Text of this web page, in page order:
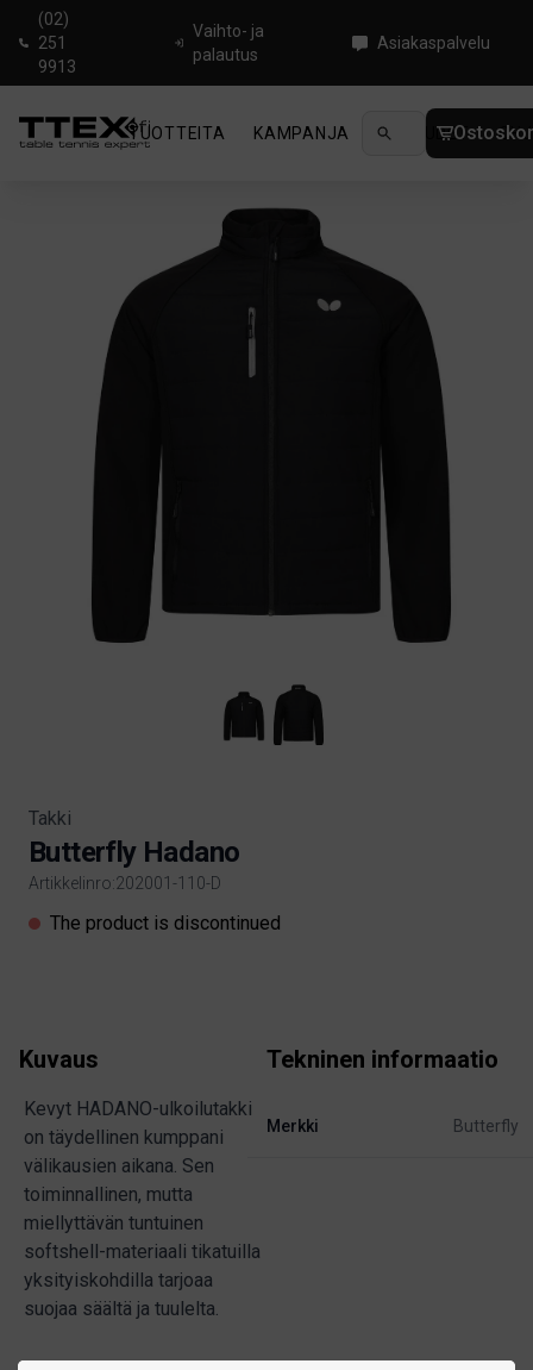
(02)
251
9913
Vaihto- ja
palautus
Asiakaspalvelu
TUOTTEITA KAMPANJA UUTUUDET
Takki
Butterfly Hadano
Artikkelinro:202001-110-D
Product information
The product is discontinued
Kuvaus
Kevyt HADANO-ulkoilutakki
on täydellinen kumppani
välikausien aikana. Sen
toiminnallinen, mutta
miellyttävän tuntuinen
softshell-materiaali tikatuilla
yksityiskohdilla tarjoaa
suojaa säältä ja tuulelta.
Tekninen informaatio
Merkki Butterfly